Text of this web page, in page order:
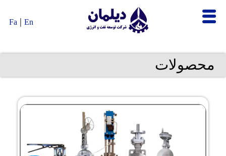
Fa | En
محصولات